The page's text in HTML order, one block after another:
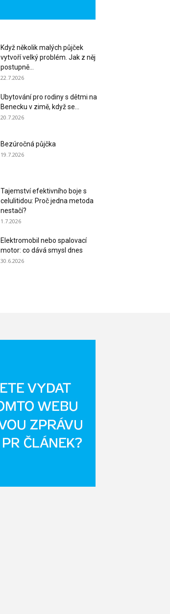
Když několik malých půjček
vytvoří velký problém. Jak z něj
postupně...
22.7.2026
Ubytování pro rodiny s dětmi na
Benecku v zimě, když se...
20.7.2026
Bezúročná půjčka
19.7.2026
Tajemství efektivního boje s
celulitidou: Proč jedna metoda
nestačí?
1.7.2026
Elektromobil nebo spalovací
motor: co dává smysl dnes
30.6.2026